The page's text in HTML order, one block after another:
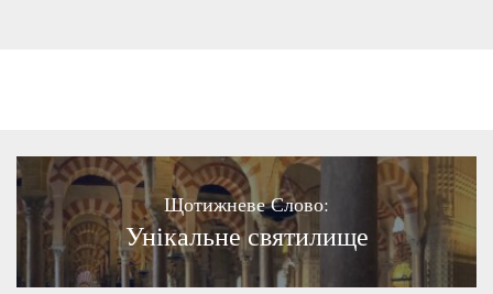
Щотижневе Слово:
Унікальне святилище